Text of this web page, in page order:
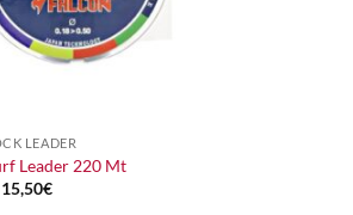
LEADER
Leader 220 Mt
15,50€